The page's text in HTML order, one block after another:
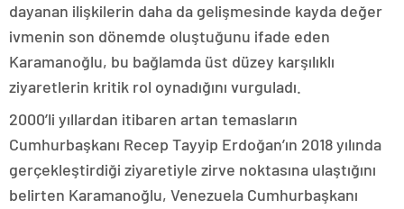
dayanan ilişkilerin daha da gelişmesinde kayda değer
ivmenin son dönemde oluştuğunu ifade eden
Karamanoğlu, bu bağlamda üst düzey karşılıklı
ziyaretlerin kritik rol oynadığını vurguladı.
2000’li yıllardan itibaren artan temasların
Cumhurbaşkanı Recep Tayyip Erdoğan’ın 2018 yılında
gerçekleştirdiği ziyaretiyle zirve noktasına ulaştığını
belirten Karamanoğlu, Venezuela Cumhurbaşkanı